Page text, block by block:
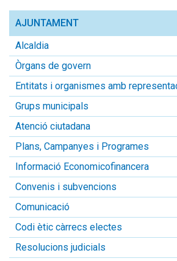
AJUNTAMENT
Alcaldia
Òrgans de govern
Entitats i organismes amb
Grups municipals
Atenció ciutadana
Plans, Campanyes i Programes
Informació Economicofinancera
Convenis i subvencions
Comunicació
Codi ètic càrrecs electes
Resolucions judicials